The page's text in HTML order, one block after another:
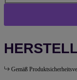
Gemäß